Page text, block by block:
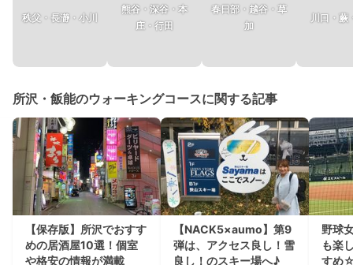
秩父・長瀞・小川
熊谷・深谷・本
庄・行田
春日部・越谷・草
加
川口・蕨
所沢・飯能のウォーキングコースに関する記事
【保存版】所沢でおすす
めの居酒屋10選！個室
や格安の情報が満載
【NACK5×aumo】第9
弾は、アクセス良し！雪
良し！のスキー場へ♪
野球
も楽
すめ